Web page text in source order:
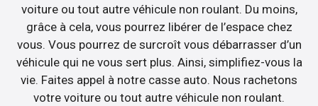
voiture ou tout autre véhicule non roulant. Du moins,
grâce à cela, vous pourrez libérer de l’espace chez
vous. Vous pourrez de surcroît vous débarrasser d’un
véhicule qui ne vous sert plus. Ainsi, simplifiez-vous la
vie. Faites appel à notre casse auto. Nous rachetons
votre voiture ou tout autre véhicule non roulant.